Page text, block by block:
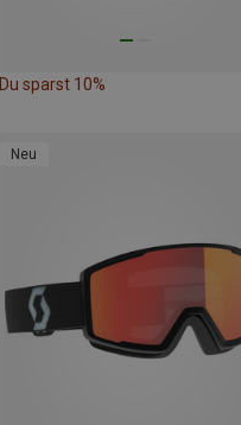
Du sparst 10%
Neu